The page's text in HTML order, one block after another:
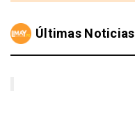
Últimas Noticias